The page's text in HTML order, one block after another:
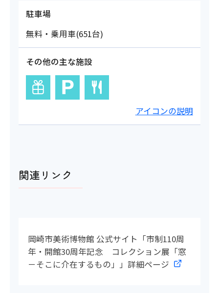
駐車場
無料・乗用車(651台)
その他の主な施設
アイコンの説明
関連リンク
岡崎市美術博物館 公式サイト「市制110周
年・開館30周年記念 コレクション展「窓
－そこに介在するもの」」詳細ページ